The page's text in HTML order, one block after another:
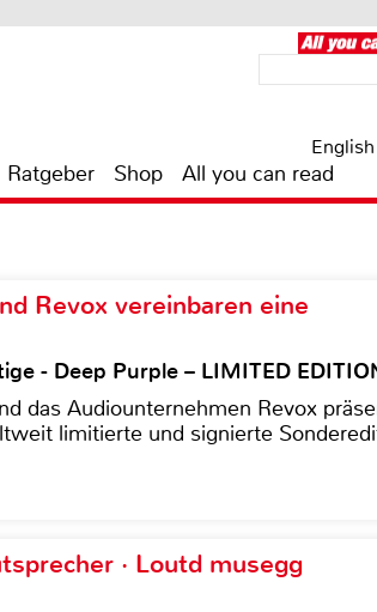
Ratgeber Shop All you can read
Revox vereinbaren eine
- Deep Purple – LIMITED
das Audiounternehmen Revox
limitierte und signierte
· Loutd musegg